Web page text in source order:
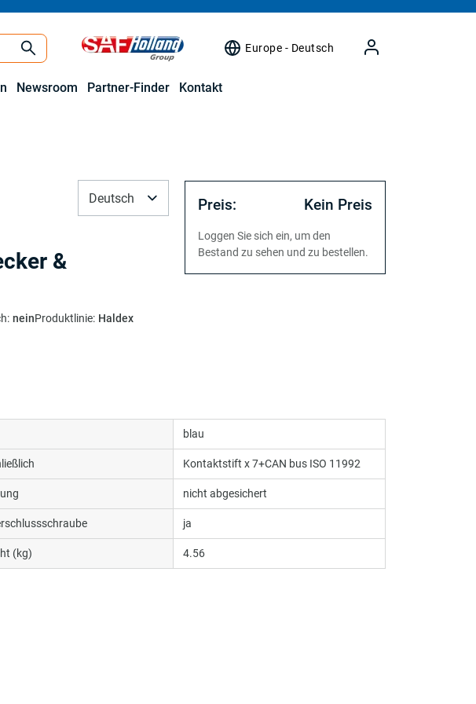
Europe - Deutsch
Newsroom Partner-Finder Kontakt
&
: neinProduktlinie: Haldex
Deutsch Preis: Kein Preis
Loggen Sie sich ein, um den
Bestand zu sehen und zu bestellen.
blau
Kontaktstift x 7+CAN bus ISO 11992
nicht abgesichert
ja
(kg) 4.56